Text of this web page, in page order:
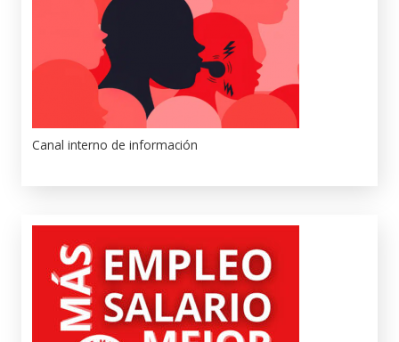
Canal interno de información